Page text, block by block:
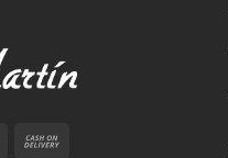
MasterCard